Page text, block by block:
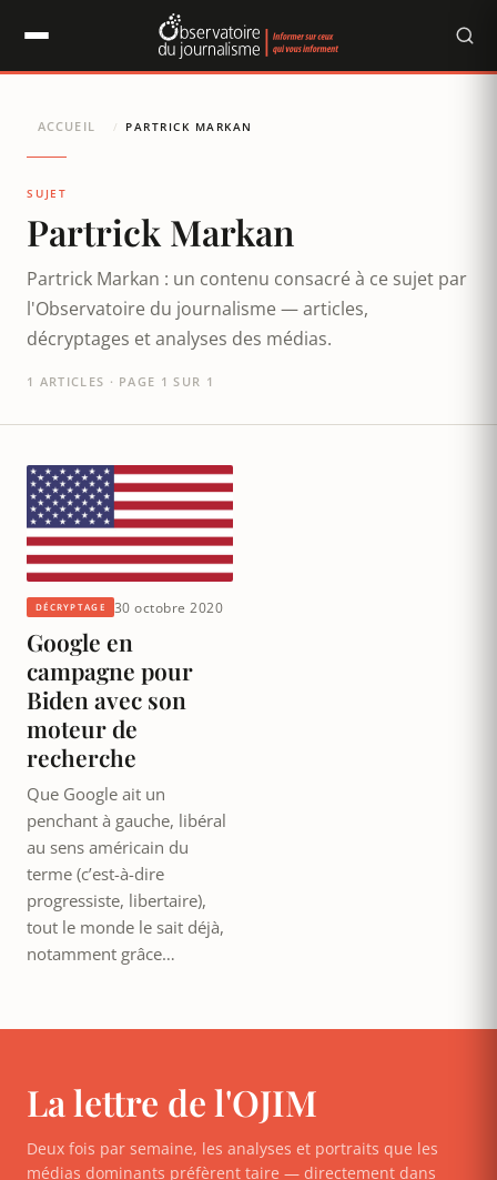
ACCUEIL / PARTRICK MARKAN
SUJET
Partrick Markan
Partrick Markan : un contenu consacré à ce sujet par
l'Observatoire du journalisme — articles,
décryptages et analyses des médias.
1 ARTICLES · PAGE 1 SUR 1
DÉCRYPTAGE 30 octobre 2020
Google en
campagne pour
Biden avec son
moteur de
recherche
Que Google ait un
penchant à gauche, libéral
au sens américain du
terme (c’est-à-dire
progressiste, libertaire),
tout le monde le sait déjà,
notamment grâce…
La lettre de l'OJIM
Deux fois par semaine, les analyses et portraits que les
médias dominants préfèrent taire — directement dans
Panneau de gestion des cookies